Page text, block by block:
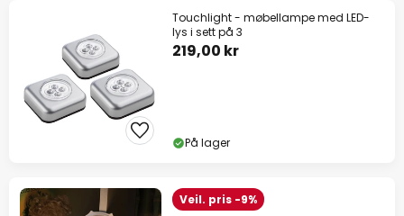
Touchlight - møbellampe med LED-
lys i sett på 3
219,00 kr
På lager
Veil. pris -9%